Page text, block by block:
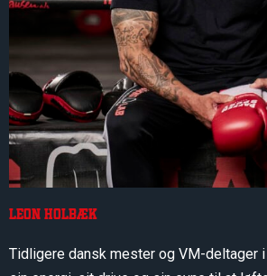
Leon holbæk
Tidligere dansk mester og VM-deltager